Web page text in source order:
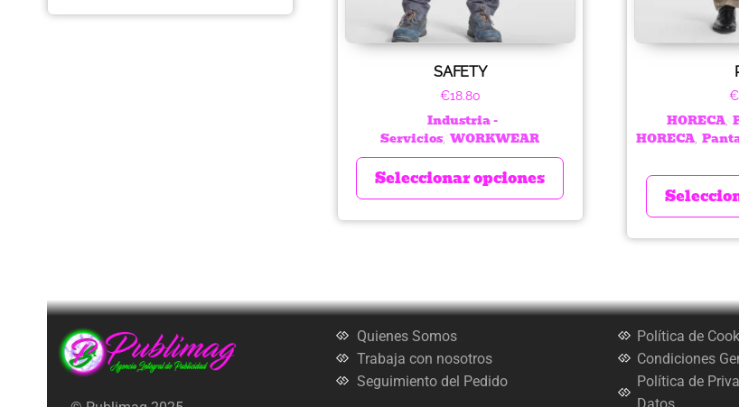
SAFETY
€18.80
Industria -
Servicios, WORKWEAR
Seleccionar opciones
€
HORECA,
HORECA,
Quienes Somos
Trabaja con nosotros
Seguimiento del Pedido
Política de
Condiciones
Política de